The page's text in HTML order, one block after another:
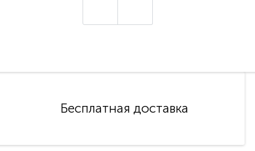
Бесплатная доставка